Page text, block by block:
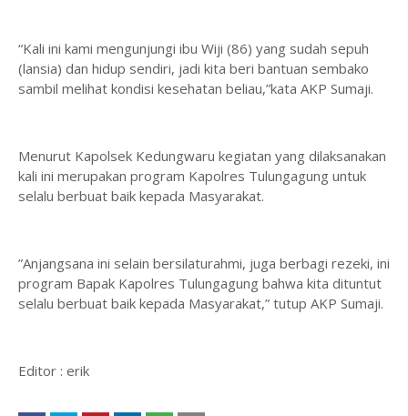
“Kali ini kami mengunjungi ibu Wiji (86) yang sudah sepuh
(lansia) dan hidup sendiri, jadi kita beri bantuan sembako
sambil melihat kondisi kesehatan beliau,”kata AKP Sumaji.
Menurut Kapolsek Kedungwaru kegiatan yang dilaksanakan
kali ini merupakan program Kapolres Tulungagung untuk
selalu berbuat baik kepada Masyarakat.
”Anjangsana ini selain bersilaturahmi, juga berbagi rezeki, ini
program Bapak Kapolres Tulungagung bahwa kita dituntut
selalu berbuat baik kepada Masyarakat,” tutup AKP Sumaji.
Editor : erik